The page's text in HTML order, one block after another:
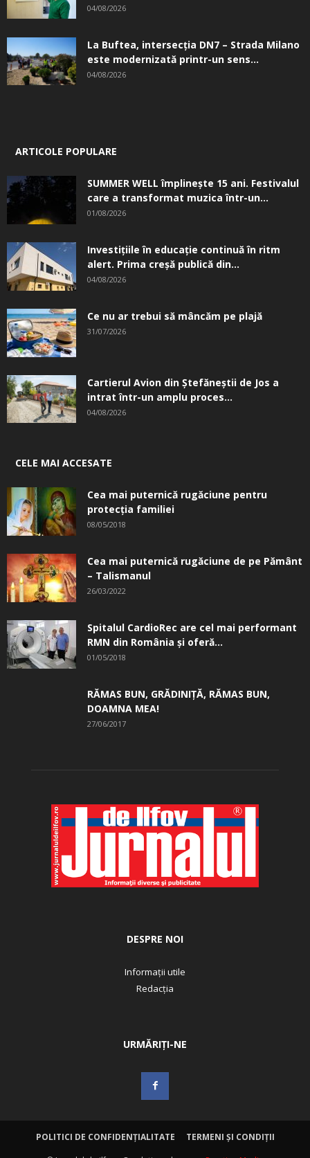
04/08/2026
La Buftea, intersecţia DN7 – Strada Milano
este modernizată printr-un sens...
04/08/2026
ARTICOLE POPULARE
SUMMER WELL împlinește 15 ani. Festivalul
care a transformat muzica într-un...
01/08/2026
Investițiile în educație continuă în ritm
alert. Prima creşă publică din...
04/08/2026
Ce nu ar trebui să mâncăm pe plajă
31/07/2026
Cartierul Avion din Ştefăneştii de Jos a
intrat într-un amplu proces...
04/08/2026
CELE MAI ACCESATE
Cea mai puternică rugăciune pentru
protecția familiei
08/05/2018
Cea mai puternică rugăciune de pe Pământ
– Talismanul
26/03/2022
Spitalul CardioRec are cel mai performant
RMN din România și oferă...
01/05/2018
RĂMAS BUN, GRĂDINIŢĂ, ­RĂMAS BUN,
DOAMNA MEA!
27/06/2017
DESPRE NOI
Informații utile
Redacția
URMĂRIȚI-NE
POLITICI DE CONFIDENȚIALITATE
TERMENI ȘI CONDIȚII